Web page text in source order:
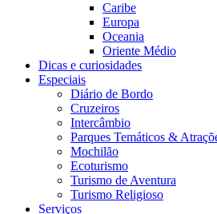
Caribe
Europa
Oceania
Oriente Médio
Dicas e curiosidades
Especiais
Diário de Bordo
Cruzeiros
Intercâmbio
Parques Temáticos &
Mochilão
Ecoturismo
Turismo de Aventura
Turismo Religioso
Serviços